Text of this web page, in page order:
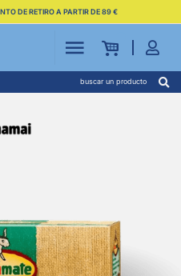
DE RETIRO A PARTIR DE 89 €
buscar un producto